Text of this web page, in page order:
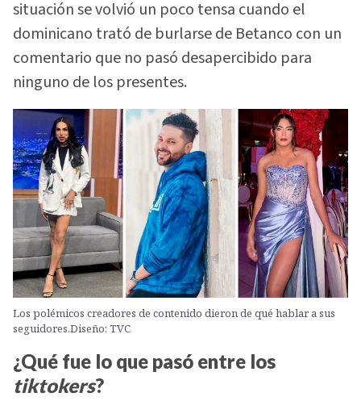
situación se volvió un poco tensa cuando el
dominicano trató de burlarse de Betanco con un
comentario que no pasó desapercibido para
ninguno de los presentes.
Los polémicos creadores de contenido dieron de qué hablar a sus
seguidores.Diseño: TVC
¿Qué fue lo que pasó entre los
tiktokers?